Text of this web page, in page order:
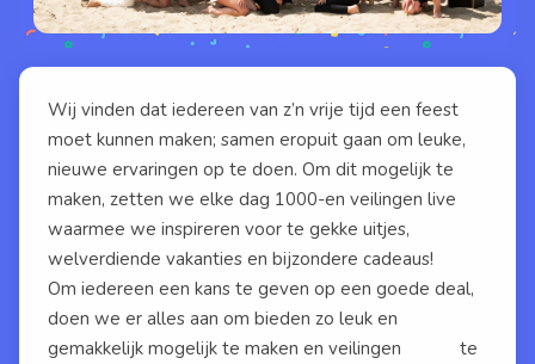
Wij vinden dat iedereen van z’n vrije tijd een feest
moet kunnen maken; samen eropuit gaan om leuke,
nieuwe ervaringen op te doen. Om dit mogelijk te
maken, zetten we elke dag 1000-en veilingen live
waarmee we inspireren voor te gekke uitjes,
welverdiende vakanties en bijzondere cadeaus!
Om iedereen een kans te geven op een goede deal,
doen we er alles aan om bieden zo leuk en
gemakkelijk mogelijk te maken en veilingen
te